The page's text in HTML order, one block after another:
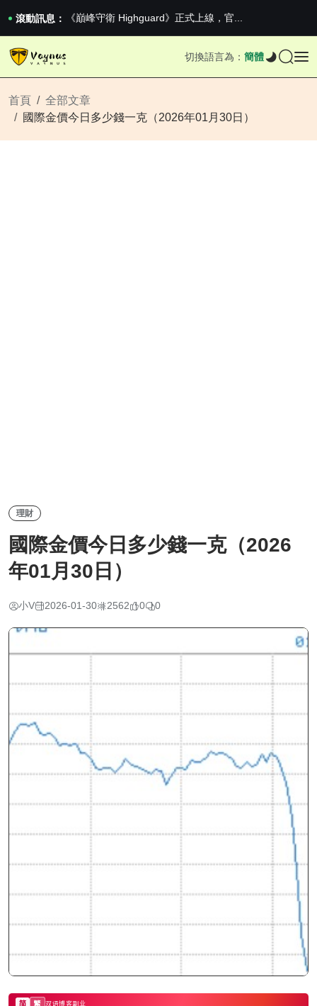
滾動訊息：
《巔峰守衛 Highguard》正式上線，官...
男生找物件最重要的是什麼？太真實了
2026澳網男單收官：全滿貫對上全滿亞，德約...
切換語言為： 簡體
首頁
全部文章
國際金價今日多少錢一克（2026年01月30日）
理財
國際金價今日多少錢一克（2026
年01月30日）
小V 2026-01-30 2562 0 0